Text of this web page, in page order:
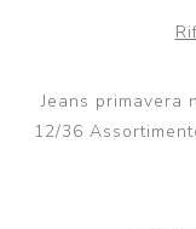
Jeans primavera
12/36